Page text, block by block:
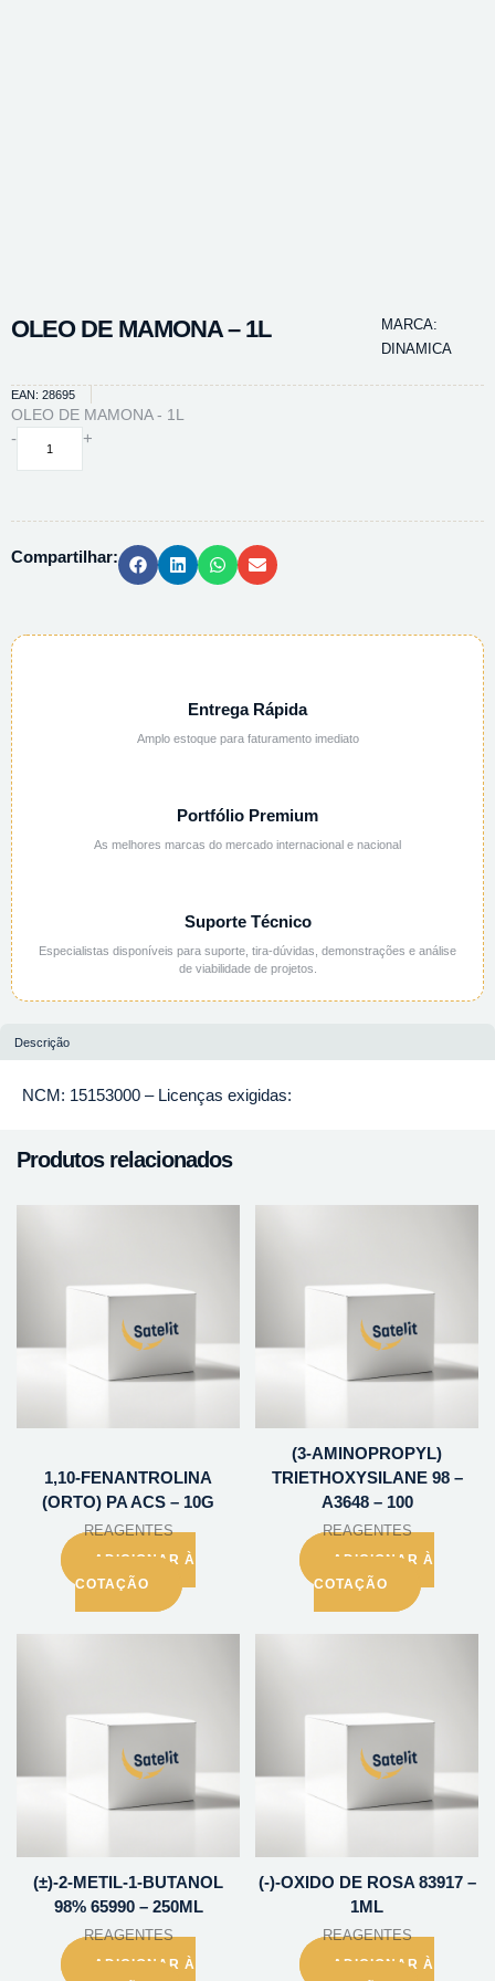
OLEO DE MAMONA – 1L
MARCA:
DINAMICA
EAN: 28695
OLEO DE MAMONA - 1L
-
OLEO
quantidade
+
Compartilhar:
Entrega Rápida
Amplo estoque para faturamento imediato
Portfólio Premium
As melhores marcas do mercado internacional e nacional
Suporte Técnico
Especialistas disponíveis para suporte, tira-dúvidas, demonstrações e análise
de viabilidade de projetos.
Descrição
NCM: 15153000 – Licenças exigidas:
Produtos relacionados
1,10-FENANTROLINA
(ORTO) PA ACS – 10G
REAGENTES
ADICIONAR À
COTAÇÃO
(3-AMINOPROPYL)
TRIETHOXYSILANE 98 –
A3648 – 100
REAGENTES
ADICIONAR À
COTAÇÃO
(±)-2-METIL-1-BUTANOL
98% 65990 – 250ML
REAGENTES
ADICIONAR À
(-)-OXIDO DE ROSA 83917 –
1ML
REAGENTES
ADICIONAR À